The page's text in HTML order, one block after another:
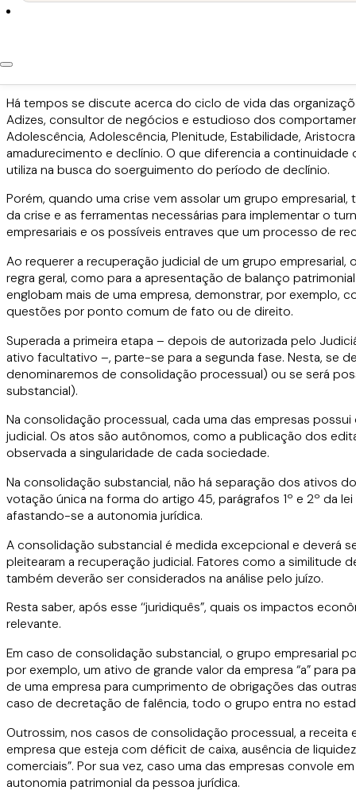
4 de março de 2020
As diferentes formas de
Há tempos se discute acerca do ciclo de vida das
Adizes, consultor de negócios e estudioso dos
Adolescência, Adolescência, Plenitude, Estabilidade,
amadurecimento e declínio. O que diferencia a
utiliza na busca do soerguimento do período de declínio.
Porém, quando uma crise vem assolar um grupo
da crise e as ferramentas necessárias para implementar o
empresariais e os possíveis entraves que um processo de
Ao requerer a recuperação judicial de um grupo
regra geral, como para a apresentação de balanço
englobam mais de uma empresa, demonstrar, por
questões por ponto comum de fato ou de direito.
Superada a primeira etapa – depois de autorizada pelo
ativo facultativo –, parte-se para a segunda fase. Nesta, se
denominaremos de consolidação processual) ou se será
substancial).
Na consolidação processual, cada uma das empresas
judicial. Os atos são autônomos, como a publicação dos
observada a singularidade de cada sociedade.
Na consolidação substancial, não há separação dos ativos
votação única na forma do artigo 45, parágrafos 1º e 2º da
afastando-se a autonomia jurídica.
A consolidação substancial é medida excepcional e deverá
pleitearam a recuperação judicial. Fatores como a
também deverão ser considerados na análise pelo juízo.
Resta saber, após esse ‘‘juridiquês”, quais os impactos
relevante.
Em caso de consolidação substancial, o grupo empresarial
por exemplo, um ativo de grande valor da empresa “a” para
de uma empresa para cumprimento de obrigações das
caso de decretação de falência, todo o grupo entra no
Outrossim, nos casos de consolidação processual, a
empresa que esteja com déficit de caixa, ausência de
comerciais”. Por sua vez, caso uma das empresas convole
autonomia patrimonial da pessoa jurídica.